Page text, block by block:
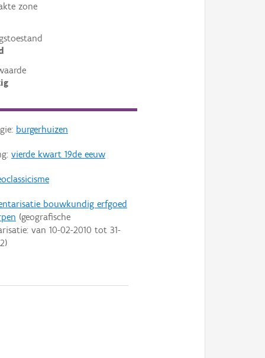
zone
burgerhuizen
vierde kwart 19de eeuw
bouwkundig erfgoed
(geografische
van 10-02-2010 tot 31-
)